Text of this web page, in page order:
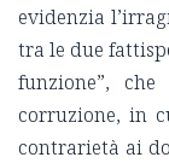
evidenzia
tra le due
funzione”,
corruzione, in
contrarietà ai